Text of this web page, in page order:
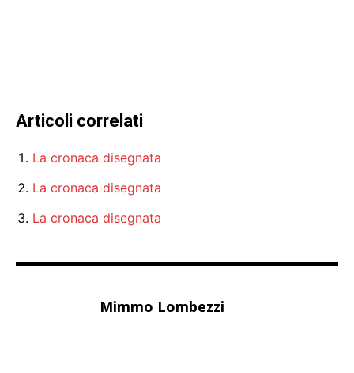
Articoli correlati
La cronaca disegnata
La cronaca disegnata
La cronaca disegnata
Mimmo Lombezzi